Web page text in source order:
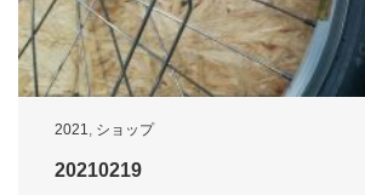
2021, ショップ
20210219